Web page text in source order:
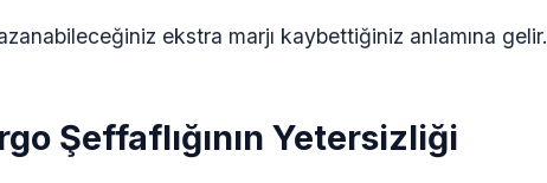
ekstra marjı kaybettiğiniz anlamına gelir.
Şeffaflığının Yetersizliği